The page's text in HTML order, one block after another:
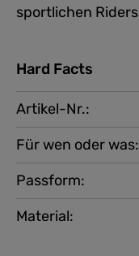
sportlichen
Hard Facts
Artikel-Nr.:
Für wen oder was:
Material:
Passform: